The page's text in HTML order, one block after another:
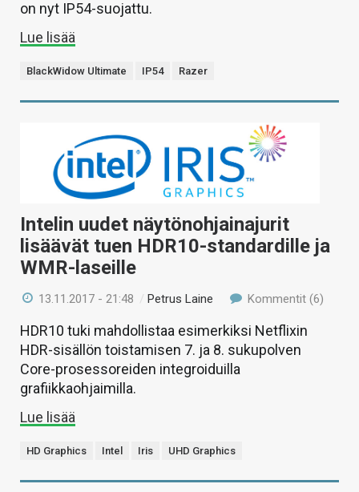
on nyt IP54-suojattu.
Lue lisää
BlackWidow Ultimate IP54 Razer
Intelin uudet näytönohjainajurit
lisäävät tuen HDR10-standardille ja
WMR-laseille
13.11.2017 - 21:48 /Petrus Laine Kommentit (6)
HDR10 tuki mahdollistaa esimerkiksi Netflixin
HDR-sisällön toistamisen 7. ja 8. sukupolven
Core-prosessoreiden integroiduilla
grafiikkaohjaimilla.
Lue lisää
HD Graphics Intel Iris UHD Graphics